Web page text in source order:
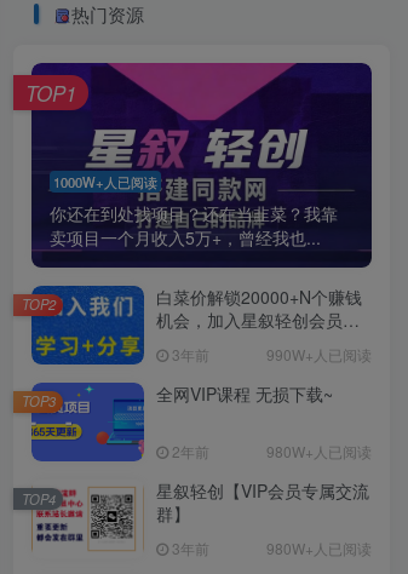
热门资源
1000W+人已阅读
你还在到处找项目？还在当韭菜？我靠
卖项目一个月收入5万+，曾经我也...
TOP1
白菜价解锁20000+N个赚钱
机会，加入星叙轻创会员，
3年前 990W+人已阅读
TOP2
全网VIP课程 无损下载~
2年前 980W+人已阅读
TOP3
星叙轻创【VIP会员专属交流
群】
3年前 980W+人已阅读
TOP4